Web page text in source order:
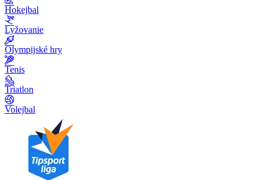
Hokejbal
Lyžovanie
Olympijské hry
Tenis
Triatlon
Volejbal